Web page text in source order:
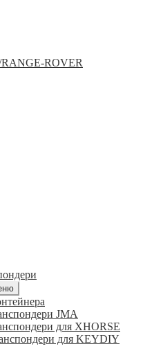
ROVER
JMA
для XHORSE
для KEYDIY